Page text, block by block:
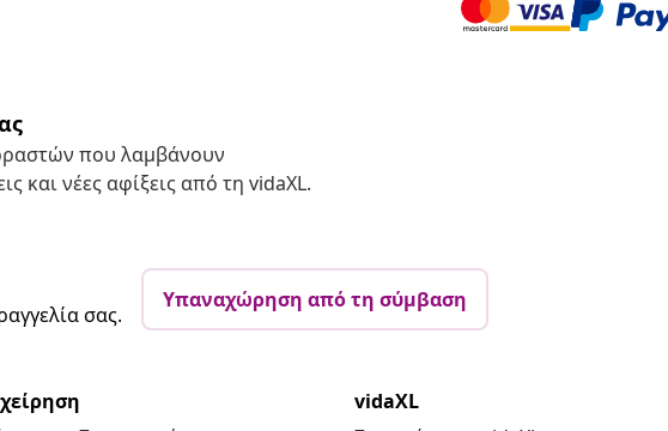
που λαμβάνουν
και νέες αφίξεις από τη vidaXL.
σας.
Υπαναχώρηση από τη σύμβαση
vidaXL